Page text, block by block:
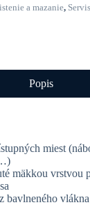
a mazanie,
Popis
miest
mäkkou vrstvou
bavlneného